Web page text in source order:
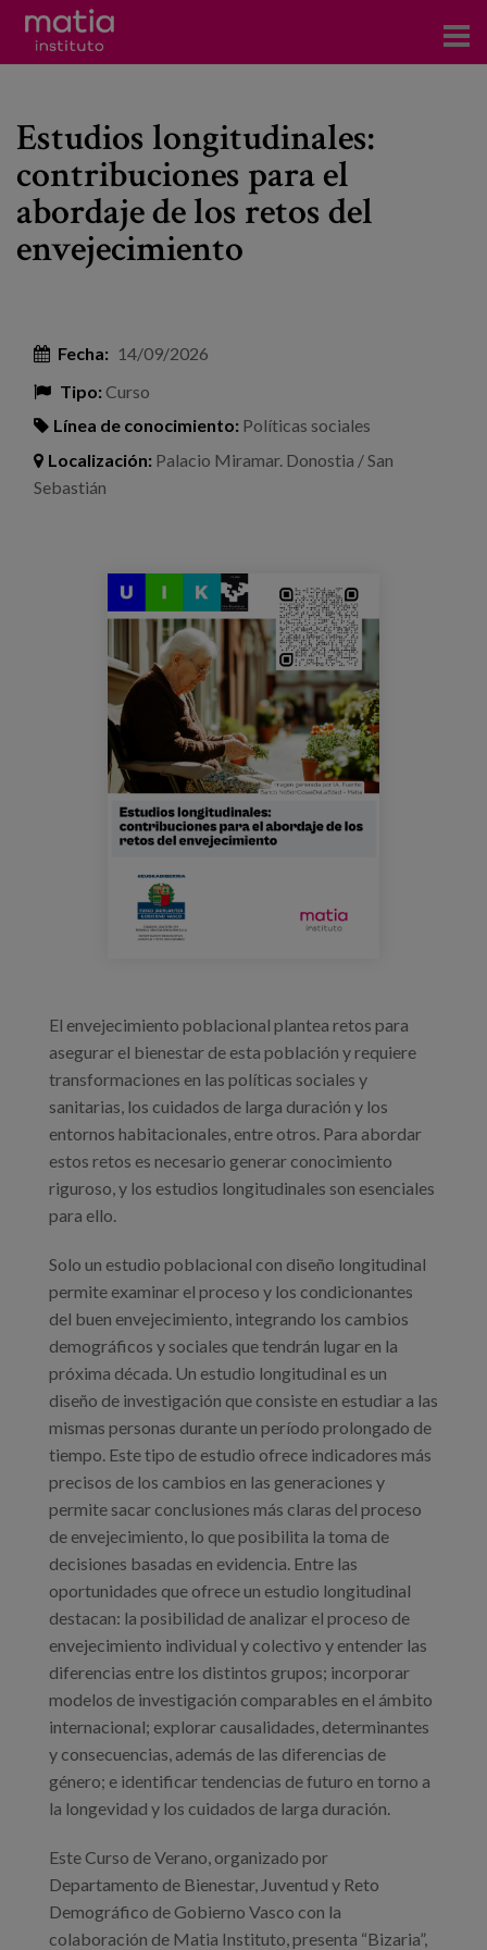
Investigación
Publicaciones
Participación en foros
Blog
Trabaja con nosotros
Estudios longitudinales:
contribuciones para el
abordaje de los retos del
envejecimiento
Fecha: 14/09/2026
Tipo:Curso
Línea de conocimiento: Políticas sociales
Localización: Palacio Miramar. Donostia / San
Sebastián
curso_verano_ehu-biziaria_cartel.png
El envejecimiento poblacional plantea retos para
asegurar el bienestar de esta población y requiere
transformaciones en las políticas sociales y
sanitarias, los cuidados de larga duración y los
entornos habitacionales, entre otros. Para abordar
estos retos es necesario generar conocimiento
riguroso, y los estudios longitudinales son esenciales
para ello.
Solo un estudio poblacional con diseño longitudinal
permite examinar el proceso y los condicionantes
del buen envejecimiento, integrando los cambios
demográficos y sociales que tendrán lugar en la
próxima década. Un estudio longitudinal es un
diseño de investigación que consiste en estudiar a las
mismas personas durante un período prolongado de
tiempo. Este tipo de estudio ofrece indicadores más
precisos de los cambios en las generaciones y
permite sacar conclusiones más claras del proceso
de envejecimiento, lo que posibilita la toma de
decisiones basadas en evidencia. Entre las
oportunidades que ofrece un estudio longitudinal
destacan: la posibilidad de analizar el proceso de
envejecimiento individual y colectivo y entender las
diferencias entre los distintos grupos; incorporar
modelos de investigación comparables en el ámbito
internacional; explorar causalidades, determinantes
y consecuencias, además de las diferencias de
género; e identificar tendencias de futuro en torno a
la longevidad y los cuidados de larga duración.
Este Curso de Verano, organizado por
Departamento de Bienestar, Juventud y Reto
Demográfico de Gobierno Vasco con la
colaboración de Matia Instituto, presenta “Bizaria”,